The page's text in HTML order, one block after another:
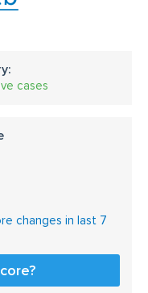
cases
changes in last 7